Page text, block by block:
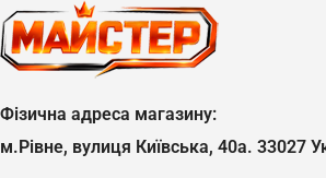
Фізична адреса магазину:
м.Рівне, вулиця Київська, 40а. 33027